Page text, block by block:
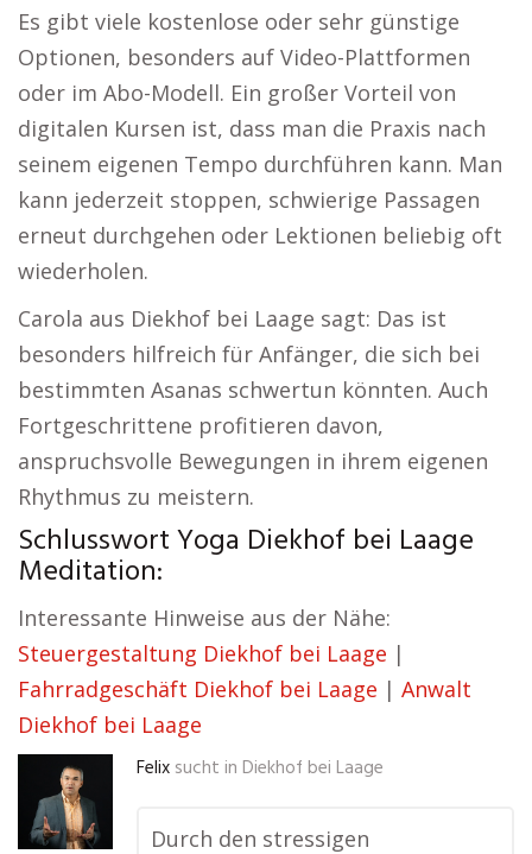
Es gibt viele kostenlose oder sehr günstige
Optionen, besonders auf Video-Plattformen
oder im Abo-Modell. Ein großer Vorteil von
digitalen Kursen ist, dass man die Praxis nach
seinem eigenen Tempo durchführen kann. Man
kann jederzeit stoppen, schwierige Passagen
erneut durchgehen oder Lektionen beliebig oft
wiederholen.
Carola aus Diekhof bei Laage sagt: Das ist
besonders hilfreich für Anfänger, die sich bei
bestimmten Asanas schwertun könnten. Auch
Fortgeschrittene profitieren davon,
anspruchsvolle Bewegungen in ihrem eigenen
Rhythmus zu meistern.
Schlusswort Yoga Diekhof bei Laage
Meditation:
Interessante Hinweise aus der Nähe:
Steuergestaltung Diekhof bei Laage |
Fahrradgeschäft Diekhof bei Laage | Anwalt
Diekhof bei Laage
Felix sucht in Diekhof bei Laage
Durch den stressigen